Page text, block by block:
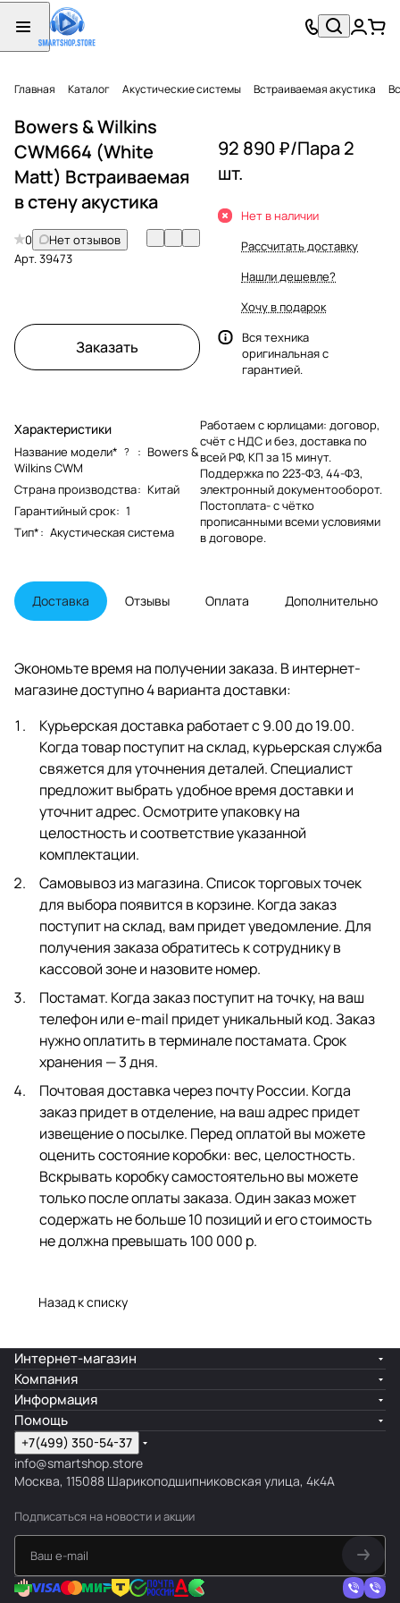
Главная Каталог Акустические системы Встраиваемая акустика
Bowers & Wilkins
CWM664 (White
Matt) Встраиваемая
в стену акустика
0
Нет отзывов
Арт.39473
Заказать
Характеристики
Название модели* ? : Bowers &
Wilkins CWM
Страна производства: Китай
Гарантийный срок: 1
Тип*: Акустическая система
92 890 ₽/Пара 2
шт.
Нет в наличии
Рассчитать доставку
Нашли дешевле?
Хочу в подарок
Вся техника
оригинальная с
гарантией.
Работаем с юрлицами: договор,
счёт с НДС и без, доставка по
всей РФ, КП за 15 минут.
Поддержка по 223-ФЗ, 44-ФЗ,
электронный документооборот.
Постоплата- с чётко
прописанными всеми условиями
в договоре.
Доставка Отзывы Оплата Дополнительно
Экономьте время на получении заказа. В интернет-
магазине доступно 4 варианта доставки:
Курьерская доставка работает с 9.00 до 19.00.
Когда товар поступит на склад, курьерская служба
свяжется для уточнения деталей. Специалист
предложит выбрать удобное время доставки и
уточнит адрес. Осмотрите упаковку на
целостность и соответствие указанной
комплектации.
Самовывоз из магазина. Список торговых точек
для выбора появится в корзине. Когда заказ
поступит на склад, вам придет уведомление. Для
получения заказа обратитесь к сотруднику в
кассовой зоне и назовите номер.
Постамат. Когда заказ поступит на точку, на ваш
телефон или e-mail придет уникальный код. Заказ
нужно оплатить в терминале постамата. Срок
хранения — 3 дня.
Почтовая доставка через почту России. Когда
заказ придет в отделение, на ваш адрес придет
извещение о посылке. Перед оплатой вы можете
оценить состояние коробки: вес, целостность.
Вскрывать коробку самостоятельно вы можете
только после оплаты заказа. Один заказ может
содержать не больше 10 позиций и его стоимость
не должна превышать 100 000 р.
Назад к списку
Интернет-магазин
Компания
Информация
Помощь
+7(499) 350-54-37
info@smartshop.store
Москва, 115088 Шарикоподшипниковская улица, 4к4А
Подписаться на новости и акции